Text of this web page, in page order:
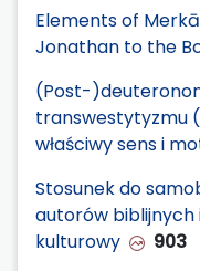
Elements of
Jonathan to the
(Post-
transwestytyzmu
właściwy sens i
Stosunek do
autorów
kulturowy
903